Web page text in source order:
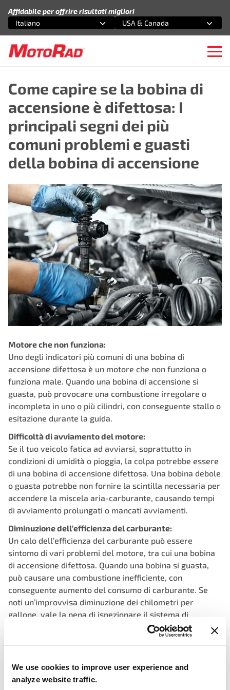
We use cookies to improve user experience and
analyze website traffic.
Affidabile per offrire risultati migliori
Seleziona un'opzione
Italiano
Seleziona un'opzione
USA & Canada
Come capire se la bobina di
accensione è difettosa: I
principali segni dei più
comuni problemi e guasti
della bobina di accensione
Motore che non funziona:
Uno degli indicatori più comuni di una bobina di
accensione difettosa è un motore che non funziona o
funziona male. Quando una bobina di accensione si
guasta, può provocare una combustione irregolare o
incompleta in uno o più cilindri, con conseguente stallo o
esitazione durante la guida.
Difficoltà di avviamento del motore:
Se il tuo veicolo fatica ad avviarsi, soprattutto in
condizioni di umidità o pioggia, la colpa potrebbe essere
di una bobina di accensione difettosa. Una bobina debole
o guasta potrebbe non fornire la scintilla necessaria per
accendere la miscela aria-carburante, causando tempi
di avviamento prolungati o mancati avviamenti.
Diminuzione dell’efficienza del carburante:
Un calo dell’efficienza del carburante può essere
sintomo di vari problemi del motore, tra cui una bobina
di accensione difettosa. Quando una bobina si guasta,
può causare una combustione inefficiente, con
conseguente aumento del consumo di carburante. Se
noti un’improvvisa diminuzione dei chilometri per
gallone, vale la pena di ispezionare il sistema di
accensione per individuare eventuali problemi.
intermittente o un improvviso spegnimento del motore
durante la guida. Questo si verifica quando la bobina